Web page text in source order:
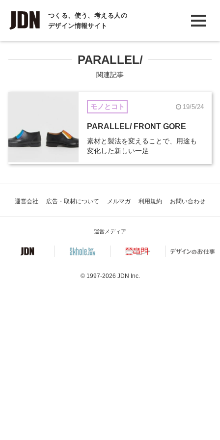
つくる、使う、考える人の
デザイン情報サイト
INTERVIEW
インタビュー
PARALLEL/
関連記事
モノとコト 19/5/24
PARALLEL/ FRONT GORE
素材と製法を変えることで、用途も
変化した新しい一足
運営会社 広告・取材について メルマガ 利用規約 お問い合わせ
運営メディア
© 1997-2026 JDN Inc.